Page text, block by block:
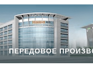
ПЕРЕДОВОЕ